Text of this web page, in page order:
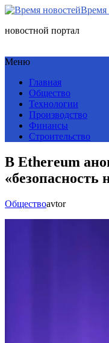
Время
новостной портал
Меню
Главная
Общество
Технологии
Производство
Финансы
Строительство
В Ethereum
«безопасность
Обществоavtor